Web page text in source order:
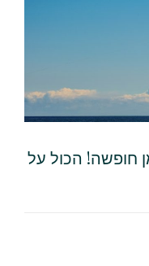
הכול על